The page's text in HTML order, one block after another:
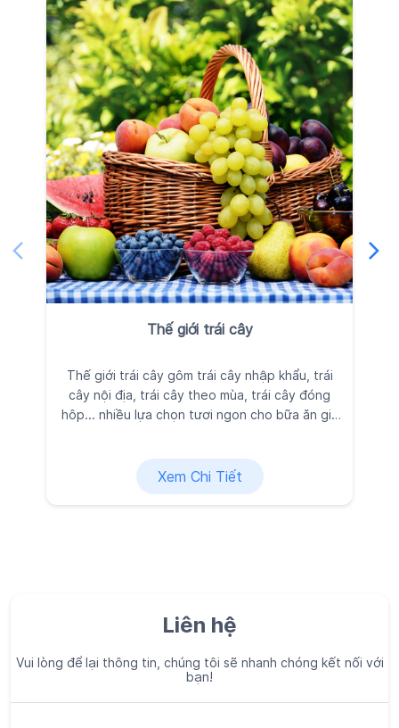
Thế giới trái cây
Thế giới trái cây gôm trái cây nhập khẩu, trái
cây nội địa, trái cây theo mùa, trái cây đóng
hôp... nhiều lựa chọn tươi ngon cho bữa ăn gia
Xem Chi Tiết
Liên hệ
Vui lòng để lại thông tin, chúng tôi sẽ nhanh chóng kết nối với
bạn!